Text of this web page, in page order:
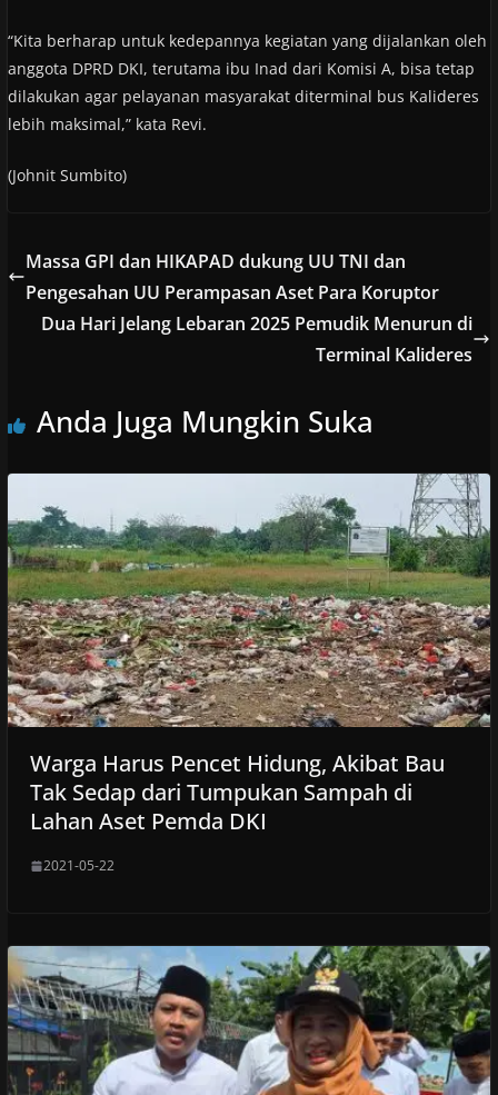
“Kita berharap untuk kedepannya kegiatan yang dijalankan oleh
anggota DPRD DKI, terutama ibu Inad dari Komisi A, bisa tetap
dilakukan agar pelayanan masyarakat diterminal bus Kalideres
lebih maksimal,” kata Revi.
(Johnit Sumbito)
Massa GPI dan HIKAPAD dukung UU TNI dan
Pengesahan UU Perampasan Aset Para Koruptor
Dua Hari Jelang Lebaran 2025 Pemudik Menurun di
Terminal Kalideres
Anda Juga Mungkin Suka
Warga Harus Pencet Hidung, Akibat Bau
Tak Sedap dari Tumpukan Sampah di
Lahan Aset Pemda DKI
2021-05-22